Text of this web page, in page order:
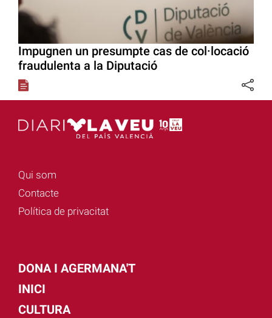
Impugnen un presumpte cas de col·locació
fraudulenta a la Diputació
Qui som
Contacte
Política de privacitat
DONA I AGERMANA'T
INICI
CULTURA